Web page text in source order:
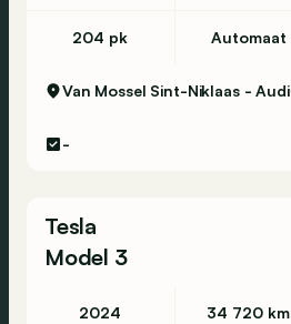
204 pk Automaat
Van Mossel Sint-Niklaas - Audi
-
Tesla
Model 3
2024 34 720 km